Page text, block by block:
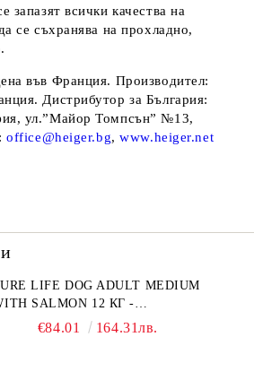
запазят всички качества на
се съхранява на прохладно,
във Франция. Производител:
Дистрибутор за България:
ул.”Майор Томпсън” №13,
office@heiger.bg,www.heiger.net
LIFE DOG ADULT MEDIUM
SALMON 12 КГ -
ХРАНА ЗА
€84.01 164.31лв.